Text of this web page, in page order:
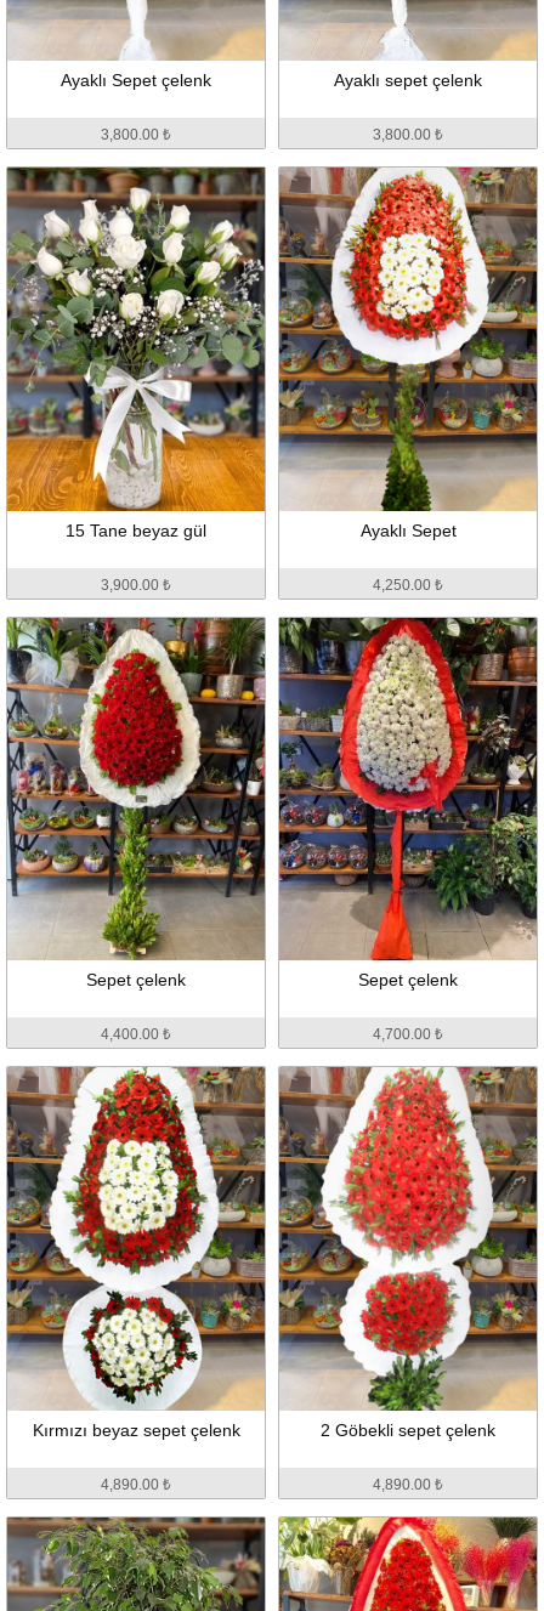
Ayaklı Sepet çelenk
3,800.00 ₺
Ayaklı sepet çelenk
3,800.00 ₺
15 Tane beyaz gül
3,900.00 ₺
Ayaklı Sepet
4,250.00 ₺
Sepet çelenk
4,400.00 ₺
Sepet çelenk
4,700.00 ₺
Kırmızı beyaz sepet çelenk
4,890.00 ₺
2 Göbekli sepet çelenk
4,890.00 ₺